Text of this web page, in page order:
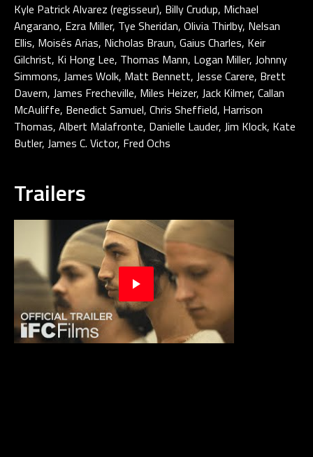
Kyle Patrick Alvarez (regisseur), Billy Crudup, Michael
Angarano, Ezra Miller, Tye Sheridan, Olivia Thirlby, Nelsan
Ellis, Moisés Arias, Nicholas Braun, Gaius Charles, Keir
Gilchrist, Ki Hong Lee, Thomas Mann, Logan Miller, Johnny
Simmons, James Wolk, Matt Bennett, Jesse Carere, Brett
Davern, James Frecheville, Miles Heizer, Jack Kilmer, Callan
McAuliffe, Benedict Samuel, Chris Sheffield, Harrison
Thomas, Albert Malafronte, Danielle Lauder, Jim Klock, Kate
Butler, James C. Victor, Fred Ochs
Trailers